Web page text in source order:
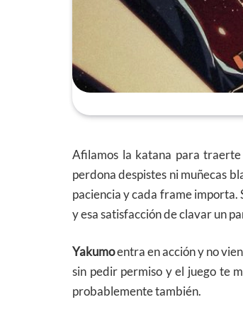
Afilamos la katana para
perdona despistes ni muñecas
paciencia y cada frame importa.
y esa satisfacción de clavar un
Yakumoentra en acción y no
sin pedir permiso y el juego te
probablemente también.